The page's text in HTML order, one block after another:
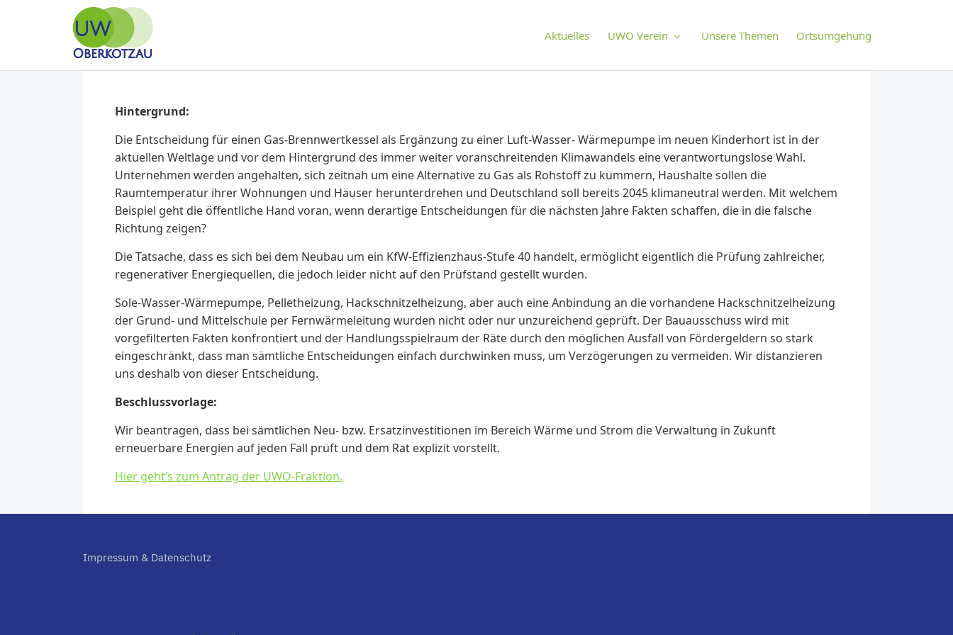
Skip to content
UW Oberkotzau
Unabhängige Wählergemeinschaft Oberkotzau
Aktuelles UWO Verein Unsere Themen Ortsumgehung
Hintergrund:
Die Entscheidung für einen Gas-Brennwertkessel als Ergänzung zu einer Luft-Wasser- Wärmepumpe im neuen Kinderhort ist in der
aktuellen Weltlage und vor dem Hintergrund des immer weiter voranschreitenden Klimawandels eine verantwortungslose Wahl.
Unternehmen werden angehalten, sich zeitnah um eine Alternative zu Gas als Rohstoff zu kümmern, Haushalte sollen die
Raumtemperatur ihrer Wohnungen und Häuser herunterdrehen und Deutschland soll bereits 2045 klimaneutral werden. Mit welchem
Beispiel geht die öffentliche Hand voran, wenn derartige Entscheidungen für die nächsten Jahre Fakten schaffen, die in die falsche
Richtung zeigen?
Die Tatsache, dass es sich bei dem Neubau um ein KfW-Effizienzhaus-Stufe 40 handelt, ermöglicht eigentlich die Prüfung zahlreicher,
regenerativer Energiequellen, die jedoch leider nicht auf den Prüfstand gestellt wurden.
Sole-Wasser-Wärmepumpe, Pelletheizung, Hackschnitzelheizung, aber auch eine Anbindung an die vorhandene Hackschnitzelheizung
der Grund- und Mittelschule per Fernwärmeleitung wurden nicht oder nur unzureichend geprüft. Der Bauausschuss wird mit
vorgefilterten Fakten konfrontiert und der Handlungsspielraum der Räte durch den möglichen Ausfall von Fördergeldern so stark
eingeschränkt, dass man sämtliche Entscheidungen einfach durchwinken muss, um Verzögerungen zu vermeiden. Wir distanzieren
uns deshalb von dieser Entscheidung.
Beschlussvorlage:
Wir beantragen, dass bei sämtlichen Neu- bzw. Ersatzinvestitionen im Bereich Wärme und Strom die Verwaltung in Zukunft
erneuerbare Energien auf jeden Fall prüft und dem Rat explizit vorstellt.
Hier geht’s zum Antrag der UWO-Fraktion.
Impressum & Datenschutz